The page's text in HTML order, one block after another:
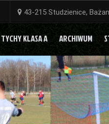
43-215 Studzienice,
TYCHY KLASA A ARCHIWUM